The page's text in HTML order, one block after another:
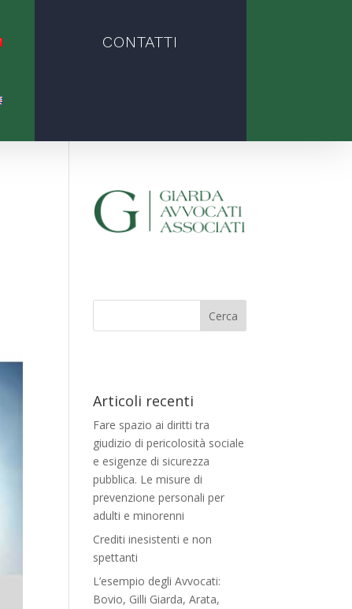
CONTATTI
Articoli recenti
Fare spazio ai diritti tra
giudizio di pericolosità sociale
e esigenze di sicurezza
pubblica. Le misure di
prevenzione personali per
adulti e minorenni
Crediti inesistenti e non
spettanti
L’esempio degli Avvocati:
Bovio, Gilli Giarda, Arata,